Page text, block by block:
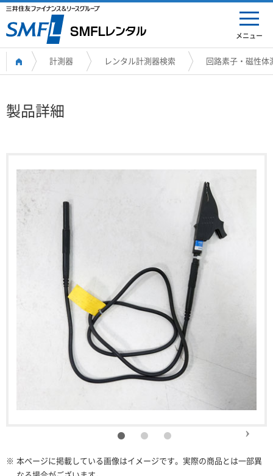
メニュー
計測器 レンタル計測器検索 回路素子・磁性体
製品詳細
※ 本ページに掲載している画像はイメージです。実際の商品とは一部異